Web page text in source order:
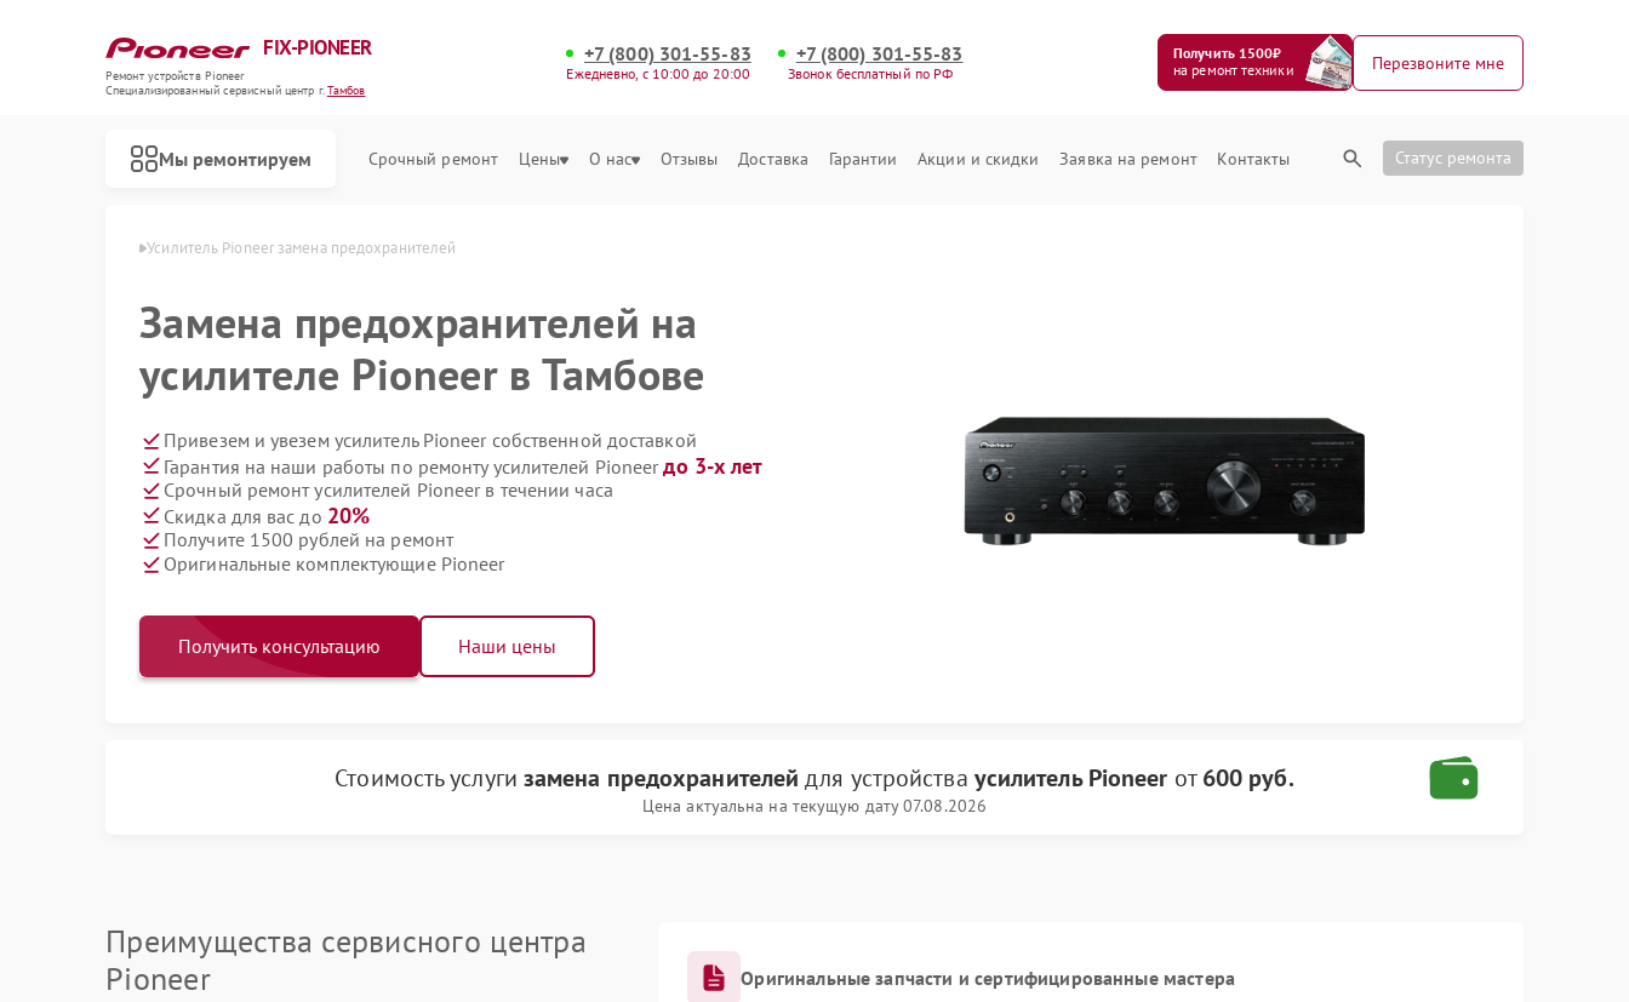
FIX-PIONEER
Ремонт устройств Pioneer
Специализированный cервисный центр г.Тамбов
+7 (800) 301-55-83
Ежедневно, с 10:00 до 20:00
+7 (800) 301-55-83
Звонок бесплатный по РФ
Получить 1500₽
на ремонт техники
Перезвоните мне
Мы ремонтируем Срочный ремонт Цены О нас Отзывы Доставка Гарантии Акции и скидки Заявка на ремонт Контакты Статус ремонта
Pioneer в Тамбове Усилитель Pioneer замена предохранителей
Замена предохранителей на
усилителе Pioneer в Тамбове
Привезем и увезем усилитель Pioneer собственной доставкой
Гарантия на наши работы по ремонту усилителей Pioneerдо 3-х лет
Срочный ремонт усилителей Pioneer в течении часа
Скидка для вас до 20%
Получите 1500 рублей на ремонт
Оригинальные комплектующие Pioneer
Получить консультацию Наши цены
Стоимость услуги замена предохранителей для устройства усилитель Pioneer от600 руб.
Цена актуальна на текущую дату 07.08.2026
Преимущества сервисного центра
Pioneer
Оригинальные запчасти и сертифицированные мастера